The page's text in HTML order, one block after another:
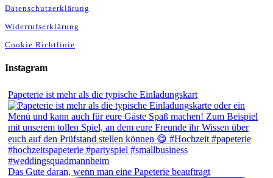
Datenschutzerklärung
Widerrufserklärung
Cookie Richtlinie
Instagram
Papeterie ist mehr als die typische Einladungskart
Das Gute daran, wenn man eine Papeterie beauftragt